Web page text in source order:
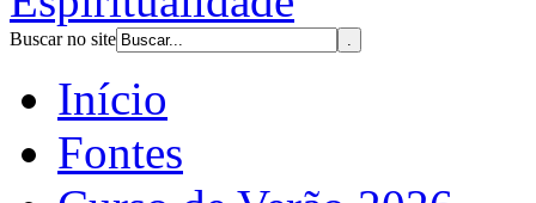
Buscar no site
Início
Fontes